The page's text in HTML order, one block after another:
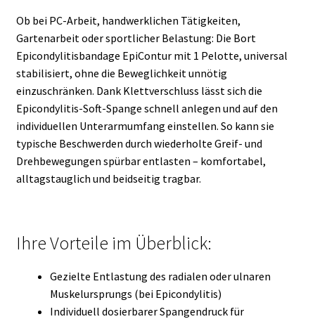
Ob bei PC-Arbeit, handwerklichen Tätigkeiten,
Gartenarbeit oder sportlicher Belastung: Die Bort
Epicondylitisbandage EpiContur mit 1 Pelotte, universal
stabilisiert, ohne die Beweglichkeit unnötig
einzuschränken. Dank Klettverschluss lässt sich die
Epicondylitis-Soft-Spange schnell anlegen und auf den
individuellen Unterarmumfang einstellen. So kann sie
typische Beschwerden durch wiederholte Greif- und
Drehbewegungen spürbar entlasten – komfortabel,
alltagstauglich und beidseitig tragbar.
Ihre Vorteile im Überblick:
Gezielte Entlastung des radialen oder ulnaren
Muskelursprungs (bei Epicondylitis)
Individuell dosierbarer Spangendruck für